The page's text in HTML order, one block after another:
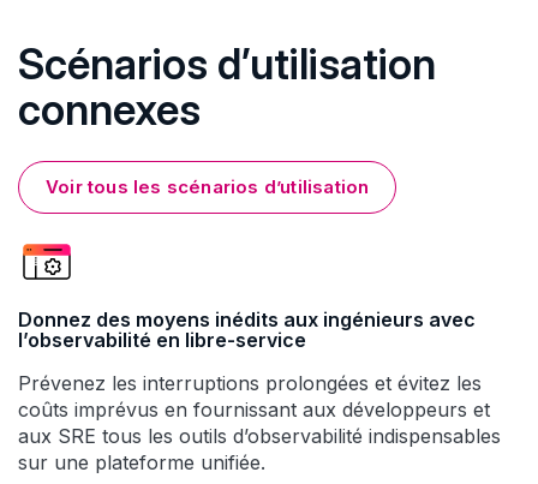
Scénarios d’utilisation
connexes
Voir tous les scénarios d’utilisation
Donnez des moyens inédits aux ingénieurs avec
l’observabilité en libre-service
Prévenez les interruptions prolongées et évitez les
coûts imprévus en fournissant aux développeurs et
aux SRE tous les outils d’observabilité indispensables
sur une plateforme unifiée.